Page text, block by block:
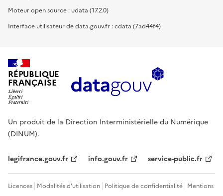
Moteur open source : udata (17.2.0)
Interface utilisateur de data.gouv.fr : cdata (7ad44f4)
RÉPUBLIQUE
FRANÇAISE
Un produit de la Direction Interministérielle du Numérique
(DINUM).
legifrance.gouv.fr info.gouv.fr service-public.fr
Licences Modalités d'utilisation Politique de confidentialité Mentions